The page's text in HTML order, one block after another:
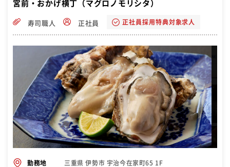
宮前・おかげ横丁（マグロノモリシタ）
寿司職人 正社員 正社員採用特典対象求人
勤務地 三重県 伊勢市 宇治今在家町65 1F